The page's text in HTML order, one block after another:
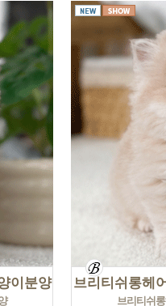
이분양 브리티쉬롱헤
브리티쉬